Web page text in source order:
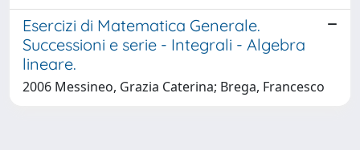
Esercizi di Matematica Generale.
Successioni e serie - Integrali - Algebra
lineare.
2006 Messineo, Grazia Caterina; Brega, Francesco